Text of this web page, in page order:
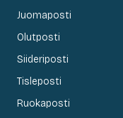
Juomaposti
Olutposti
Siideriposti
Tisleposti
Ruokaposti